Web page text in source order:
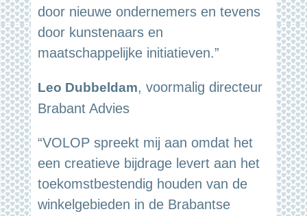
door nieuwe ondernemers en tevens
door kunstenaars en
maatschappelijke initiatieven.”
Leo Dubbeldam, voormalig directeur
Brabant Advies
“VOLOP spreekt mij aan omdat het
een creatieve bijdrage levert aan het
toekomstbestendig houden van de
winkelgebieden in de Brabantse